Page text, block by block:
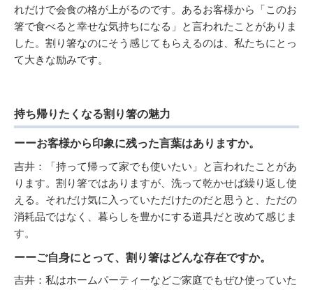
れだけで会食の格が上がるのです。あるお客様から「このお
箸で食べると幸せな気持ちになる」と言われたことがありま
した。割り箸なのにそう感じてもらえるのは、私たちにとっ
て大きな励みです。
持ち帰りたくなる割り箸の魅力
ーーお客様から印象に残った言葉はありますか。
吉井：「持って帰って家でも使いたい」と言われたことがあ
ります。割り箸ではありますが、洗って乾かせば繰り返し使
える。それだけ気に入っていただけたのだと思うと、ただの
消耗品ではなく、暮らしを豊かにする道具だと改めて感じま
す。
ーーご自身にとって、割り箸はどんな存在ですか。
吉井：私はホームパーティーなどご家庭でもぜひ使っていた